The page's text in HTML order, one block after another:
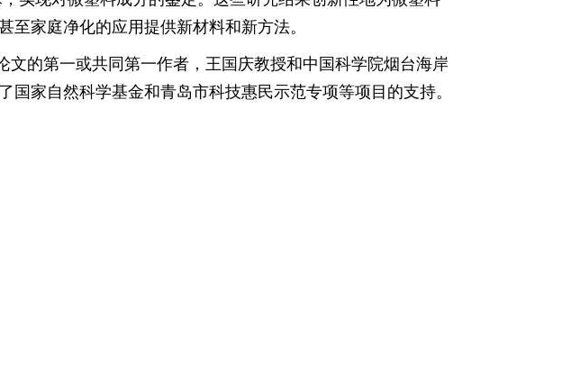
家庭净化的应用提供新材料和新方法。
的第一或共同第一作者，王国庆教授和中国科学院烟台海岸
家自然科学基金和青岛市科技惠民示范专项等项目的支持。